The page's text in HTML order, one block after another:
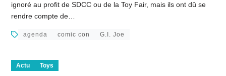
ignoré au profit de SDCC ou de la Toy Fair, mais ils ont dû se
rendre compte de…
agenda comic con G.I. Joe
Actu Toys